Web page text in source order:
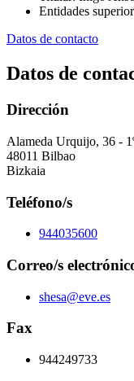
Entidades
Datos de contacto
Datos de
Dirección
Alameda Urquijo, 36 -
48011 Bilbao
Bizkaia
Teléfono/s
944035600
Correo/s
shesa@eve.es
Fax
944249733